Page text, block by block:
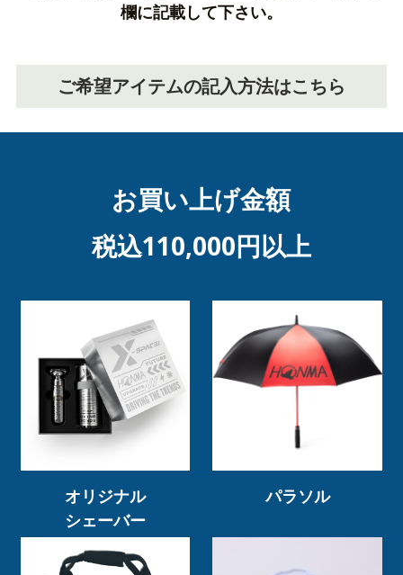
欄に記載して下さい。
ご希望アイテムの記入方法はこちら
お買い上げ金額
税込110,000円以上
オリジナル
シェーバー
パラソル